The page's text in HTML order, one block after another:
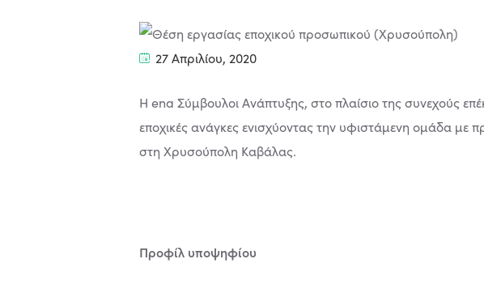
27 Απριλίου, 2020
Η ena Σύμβουλοι Ανάπτυξης, στο πλαίσιο της συνεχούς
εποχικές ανάγκες ενισχύοντας την υφιστάμενη ομάδα
στη Χρυσούπολη Καβάλας.
Προφίλ υποψηφίου